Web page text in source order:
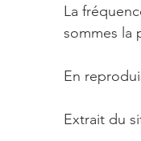
La
sommes la
En
Extrait du